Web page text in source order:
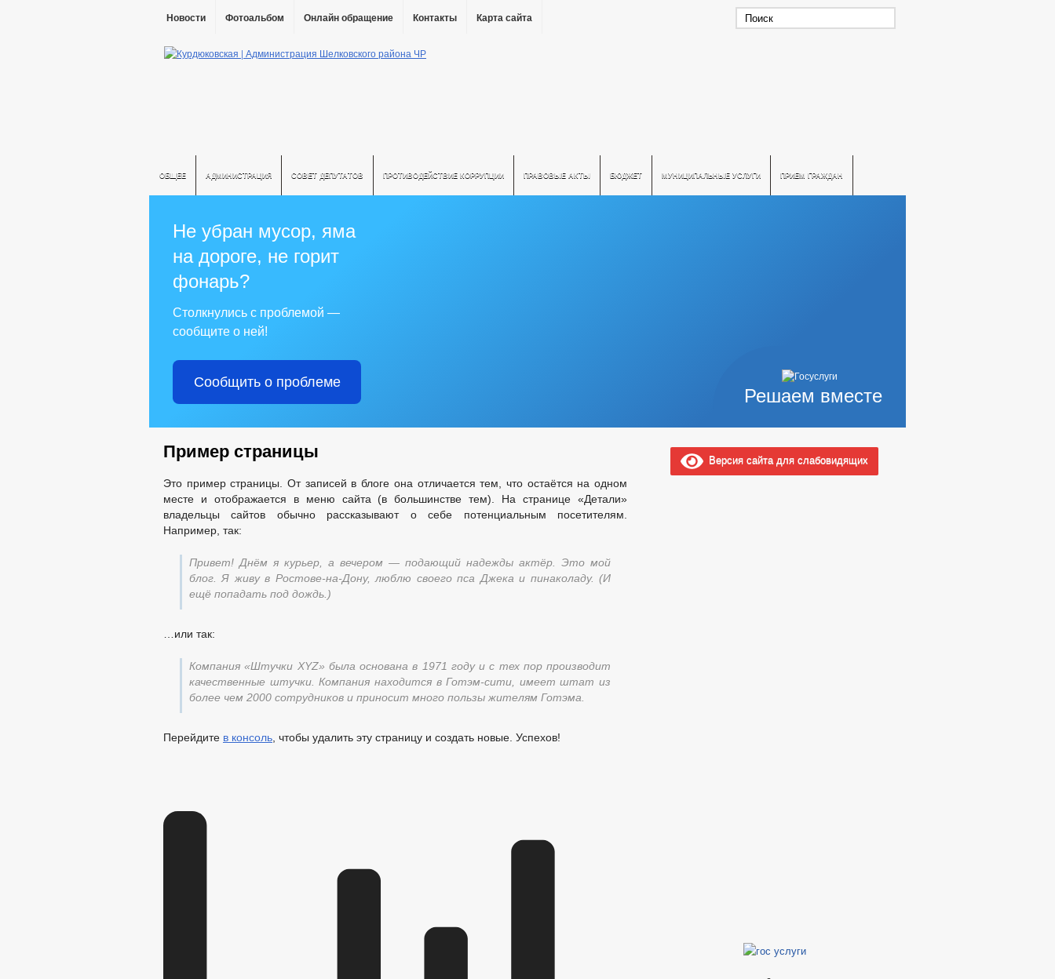
Новости Фотоальбом Онлайн обращение Контакты Карта сайта
ОБЩЕЕ АДМИНИСТРАЦИЯ СОВЕТ ДЕПУТАТОВ ПРОТИВОДЕЙСТВИЕ КОРРУПЦИИ ПРАВОВЫЕ АКТЫ БЮДЖЕТ МУНИЦИПАЛЬНЫЕ УСЛУГИ ПРИЕМ ГРАЖДАН
Решаем вместе
Не убран мусор, яма
на дороге, не горит
фонарь?
Столкнулись с проблемой —
сообщите о ней!
Сообщить о проблеме
Пример страницы
Это пример страницы. От записей в блоге она отличается тем, что остаётся на одном
месте и отображается в меню сайта (в большинстве тем). На странице «Детали»
владельцы сайтов обычно рассказывают о себе потенциальным посетителям.
Например, так:
Привет! Днём я курьер, а вечером — подающий надежды актёр. Это мой
блог. Я живу в Ростове-на-Дону, люблю своего пса Джека и пинаколаду. (И
ещё попадать под дождь.)
…или так:
Компания «Штучки XYZ» была основана в 1971 году и с тех пор производит
качественные штучки. Компания находится в Готэм-сити, имеет штат из
более чем 2000 сотрудников и приносит много пользы жителям Готэма.
Перейдите в консоль , чтобы удалить эту страницу и создать новые. Успехов!
Версия сайта для слабовидящих